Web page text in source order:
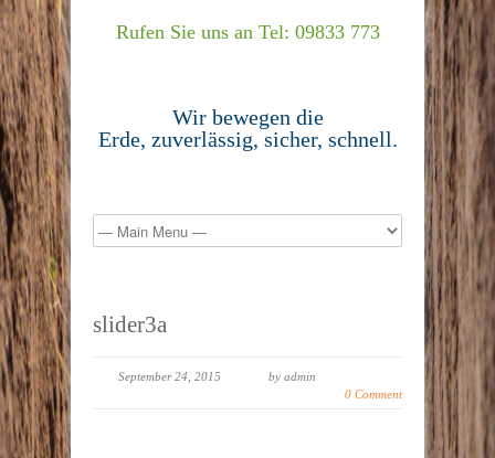
Rufen Sie uns an Tel: 09833 773
Wir bewegen die
Erde, zuverlässig, sicher, schnell.
slider3a
September 24, 2015
by admin
0 Comment